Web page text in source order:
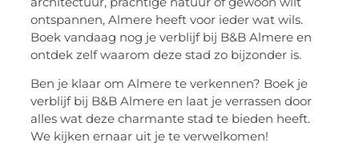
ontspannen, Almere heeft voor ieder wat wils.
Boek vandaag nog je verblijf bij B&B Almere en
ontdek zelf waarom deze stad zo bijzonder is.
Ben je klaar om Almere te verkennen? Boek je
verblijf bij B&B Almere en laat je verrassen door
alles wat deze charmante stad te bieden heeft.
We kijken ernaar uit je te verwelkomen!